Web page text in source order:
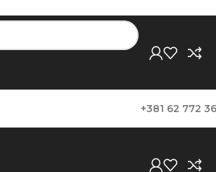
+381 62 772